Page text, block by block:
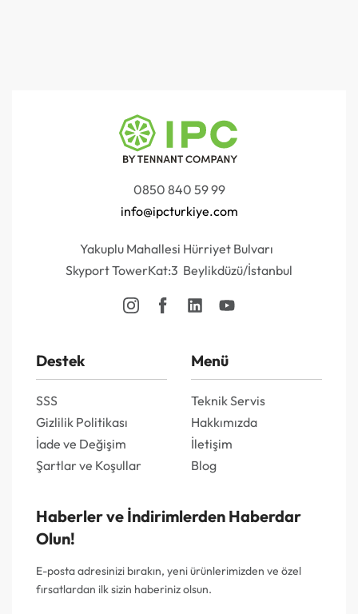
0850 840 59 99
info@ipcturkiye.com
Yakuplu Mahallesi Hürriyet Bulvarı
Skyport TowerKat:3 Beylikdüzü/İstanbul
Destek
SSS
Gizlilik Politikası
İade ve Değişim
Şartlar ve Koşullar
Menü
Teknik Servis
Hakkımızda
İletişim
Blog
Haberler ve İndirimlerden Haberdar
Olun!
E-posta adresinizi bırakın, yeni ürünlerimizden ve özel
fırsatlardan ilk sizin haberiniz olsun.